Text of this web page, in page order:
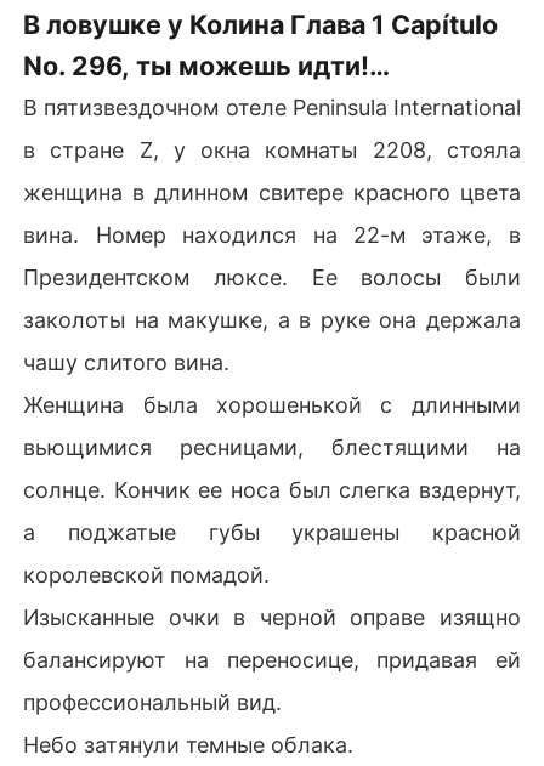
Её жизнь начинает выходить из-под контроля, когда
её бывший парень, вместе со своим заклятым враго
м, подставили её и отправили в тюрьму. И это ещё не
всё, после её свадьбы с Колином, судьба сыграла с
ней ещё одну шутку. Сейчас она сталкивается с оче
нь опасной ситуацией, когда её муж становится всё
деев пытается наброситься на неё на каждом шагу.
Как будет развиваться будущее Софии? Давайте узн
аем!
В ловушке у Колина Глава 1 Capítulo
No. 296, ты можешь идти!
(Романтика)
В пятизвездочном отеле Peninsula International
в стране Z, у окна комнаты 2208, стояла
женщина в длинном свитере красного цвета
вина. Номер находился на 22-м этаже, в
Президентском люксе. Ее волосы были
заколоты на макушке, а в руке она держала
чашу слитого вина.
Женщина была хорошенькой с длинными
вьющимися ресницами, блестящими на
солнце. Кончик ее носа был слегка вздернут,
а поджатые губы украшены красной
королевской помадой.
Изысканные очки в черной оправе изящно
балансируют на переносице, придавая ей
профессиональный вид.
Небо затянули темные облака.